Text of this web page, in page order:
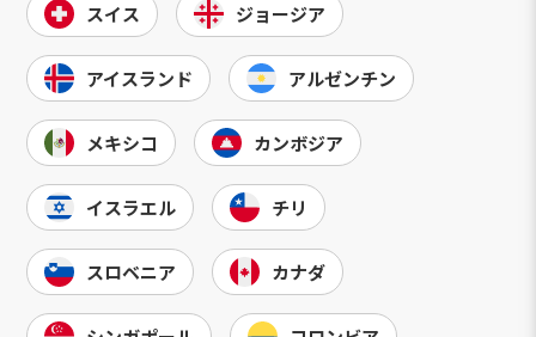
スイス ジョージア
アイスランド アルゼンチン
メキシコ カンボジア
イスラエル チリ
スロベニア カナダ